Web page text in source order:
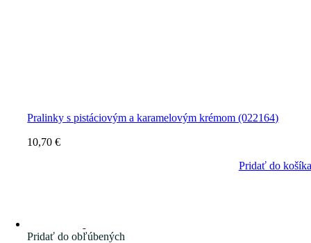
Pralinky s pistáciovým a karamelovým krémom (022164)
10,70€
Pridať do košíka
Pridať do obľúbených